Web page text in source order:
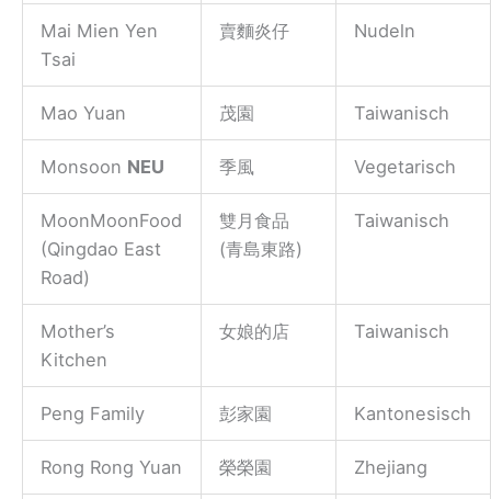
Mai Mien Yen
Tsai
賣麵炎仔 Nudeln
Mao Yuan 茂園 Taiwanisch
Monsoon NEU 季風 Vegetarisch
MoonMoonFood
(Qingdao East
Road)
雙月食品
(青島東路)
Taiwanisch
Mother’s
Kitchen
女娘的店 Taiwanisch
Peng Family 彭家園 Kantonesisch
Rong Rong Yuan 榮榮園 Zhejiang